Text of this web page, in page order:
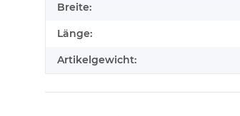
Breite:
Länge:
Artikelgewicht: